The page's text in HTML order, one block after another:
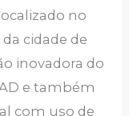
no
cidade de
inovadora do
e também
com uso de